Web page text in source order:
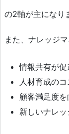
の2軸が主になり
また、ナレッジ
情報共有が
人材育成の
顧客満足度
新しいナレ